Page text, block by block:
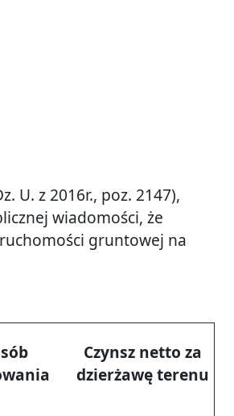
U. z 2016r., poz. 2147),
wiadomości, że
gruntowej na
Czynsz netto za
dzierżawę terenu